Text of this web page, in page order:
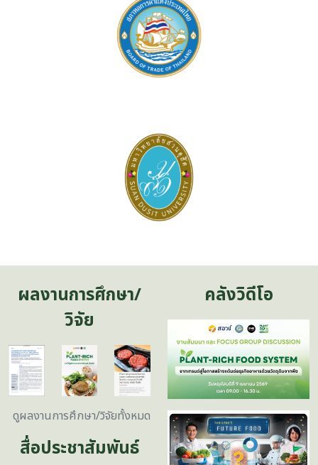
ผลงานการศึกษา/
วิจัย
ดูผลงานการศึกษา/วิจัยทั้งหมด
สื่อประชาสัมพันธ์
คลังวิดีโอ